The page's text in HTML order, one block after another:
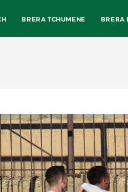
BRERA TCHUMENE BRERA